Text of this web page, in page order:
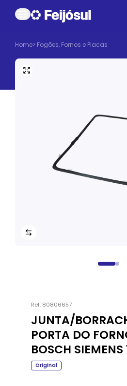
Home> Fogões, Fornos e Placas
Ref. 80806657
JUNTA/
PORTA DO
BOSCH
Original